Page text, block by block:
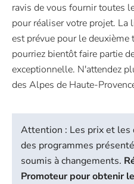
ravis de vous fournir toutes
pour réaliser votre projet. La
est prévue pour le
pourriez bientôt faire partie
exceptionnelle. N'attendez
des Alpes de Haute-
Attention : Les prix et
des programmes
soumis à changements.
Promoteur pour obtenir